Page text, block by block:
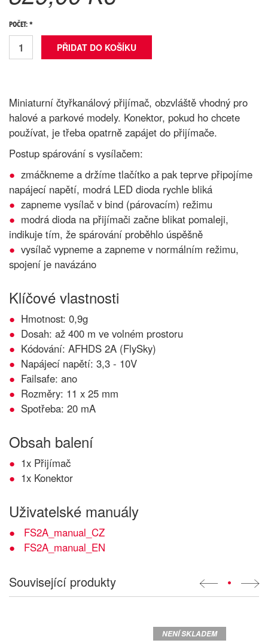
POČET: *
Miniaturní čtyřkanálový přijímač, obzvláště vhodný pro
halové a parkové modely. Konektor, pokud ho chcete
používat, je třeba opatrně zapájet do přijímače.
Postup spárování s vysílačem:
zmáčkneme a držíme tlačítko a pak teprve připojíme
napájecí napětí, modrá LED dioda rychle bliká
zapneme vysílač v bind (párovacím) režimu
modrá dioda na přijímači začne blikat pomaleji,
indikuje tím, že spárování proběhlo úspěšně
vysílač vypneme a zapneme v normálním režimu,
spojení je navázáno
Klíčové vlastnosti
Hmotnost: 0,9g
Dosah: až 400 m ve volném prostoru
Kódování: AFHDS 2A (FlySky)
Napájecí napětí: 3,3 - 10V
Failsafe: ano
Rozměry: 11 x 25 mm
Spotřeba: 20 mA
Obsah balení
1x Přijímač
1x Konektor
Uživatelské manuály
FS2A_manual_CZ
FS2A_manual_EN
Související produkty •
NENÍ SKLADEM